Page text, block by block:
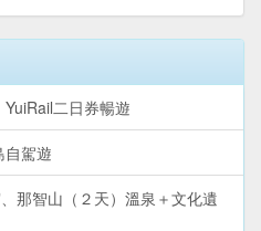
二日券暢遊
自駕遊
那智山（２天）溫泉＋文化遺